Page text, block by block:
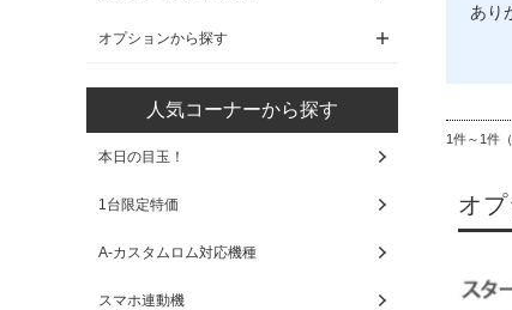
あり
1件～1件
オ
オプションから探す
人気コーナーから探す
本日の目玉！
1台限定特価
A-カスタムロム対応機種
スマホ連動機